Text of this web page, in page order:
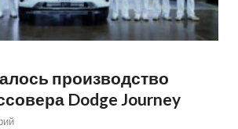
производство
Dodge Journey